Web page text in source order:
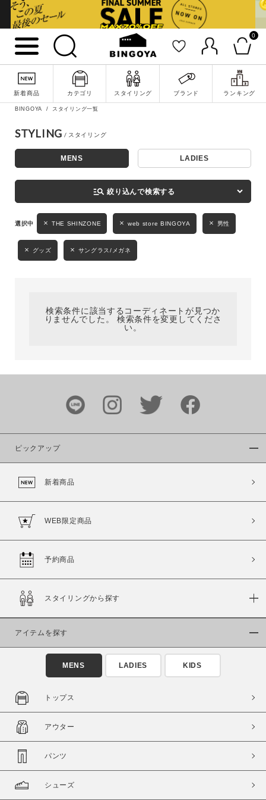
0
新着商品 カテゴリ スタイリング ブランド ランキング
詳細検索
キーワード
性別
MENS LADIES KIDS
ブランド
カラー
商品タイプ
通常商品
セール価格 WEB限定
在庫
在庫あり
BINGOYA スタイリング一覧
STYLING
MENS LADIES
manage_search 絞り込んで検索する
THE SHINZONE web store BINGOYA 男性
グッズ サングラス/メガネ
検索条件に該当するコーディネートが見つか
りませんでした。 検索条件を変更してくださ
い。
ピックアップ
新着商品
WEB限定商品
予約商品
スタイリングから探す
アイテムを探す
MENS LADIES KIDS
トップス
アウター
パンツ
シューズ